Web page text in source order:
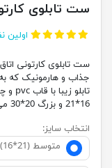
ست تابلوی
اولین
ست تابلوی کارتونی
16*21 و بزرگ 20*30 می باشند.
انتخاب سایز:
متوسط (21*16)